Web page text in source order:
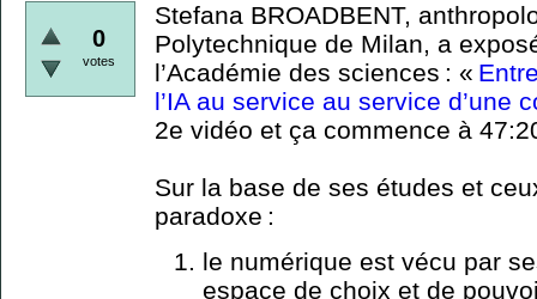
0
votes
Stefana BROADBENT,
Polytechnique de Milan, a
l’Académie des sciences : «
l’IA au service au service d’une
2e vidéo et ça commence à
Sur la base de ses études et
paradoxe :
le numérique est vécu par
espace de choix et de